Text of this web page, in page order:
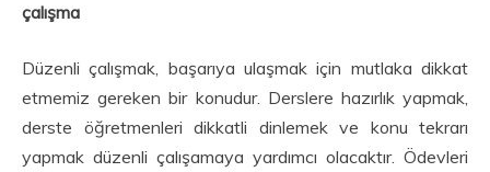
çalışma
Düzenli çalışmak, başarıya ulaşmak için mutlaka dikkat
etmemiz gereken bir konudur. Derslere hazırlık yapmak,
derste öğretmenleri dikkatli dinlemek ve konu tekrarı
yapmak düzenli çalışamaya yardımcı olacaktır. Ödevleri